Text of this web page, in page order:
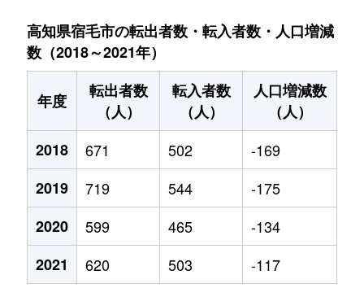
高知県宿毛市の転出者数・転入者数・人口増減
数（2018～2021年）
年度
転出者数
（人）
転入者数
（人）
人口増減数
（人）
2018
671 502
-169
2019
719 544
-175
2020
599 465
-134
2021
620 503 -117